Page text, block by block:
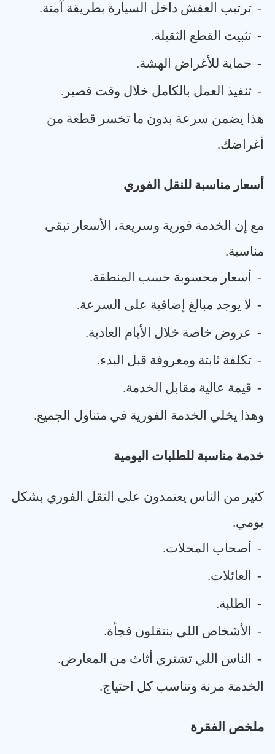
- ترتيب العفش داخل السيارة بطريقة آمنة.
- تثبيت القطع الثقيلة.
- حماية للأغراض الهشة.
- تنفيذ العمل بالكامل خلال وقت قصير .
هذا يضمن سرعة بدون ما تخسر قطعة من
أغراضك.
أسعار مناسبة للنقل الفوري
مع إن الخدمة فورية وسريعة، الأسعار تبقى
مناسبة.
-
أسعار محسوبة حسب المنطقة.
- لا يوجد مبالغ إضافية على السرعة.
- عروض خاصة خلال الأيام العادية.
- تكلفة ثابتة ومعروفة قبل البدء.
- قيمة عالية مقابل الخدمة.
وهذا يخلي الخدمة الفورية في متناول الجميع.
خدمة مناسبة للطلبات اليومية
كثير من الناس يعتمدون على النقل الفوري بشكل
يومي.
-
أصحاب المحلات.
-
العائلات.
-
الطلبة.
-
الأشخاص اللي ينتقلون فجأة.
-
الناس اللي تشتري أثاث من المعارض.
الخدمة مرنة وتناسب كل احتياج.
ملخص الفقرة